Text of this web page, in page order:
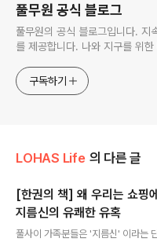
풀무원 공식 블로그
풀무원의 공식 블로그입니다. 지
를 제공합니다. 나와 지구를 위한
구독하기
LOHAS Life 의 다른 글
[한권의 책] 왜 우리는 쇼핑
지름신의 유쾌한 유혹
풀사이 가족분들은 '지름신' 이라는